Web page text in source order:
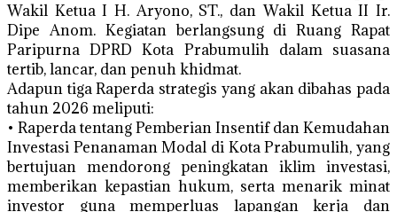
Wakil Ketua I H. Aryono, ST., dan Wakil Ketua II Ir.
Dipe Anom. Kegiatan berlangsung di Ruang Rapat
Paripurna DPRD Kota Prabumulih dalam suasana
tertib, lancar, dan penuh khidmat.
Adapun tiga Raperda strategis yang akan dibahas pada
tahun 2026 meliputi:
• Raperda tentang Pemberian Insentif dan Kemudahan
Investasi Penanaman Modal di Kota Prabumulih, yang
bertujuan mendorong peningkatan iklim investasi,
memberikan kepastian hukum, serta menarik minat
investor guna memperluas lapangan kerja dan